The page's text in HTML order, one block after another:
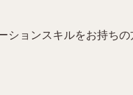
ションスキルをお持ちの